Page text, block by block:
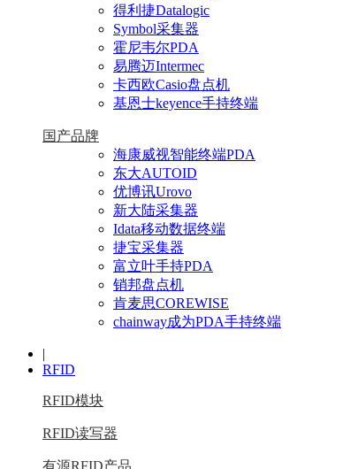
得利捷Datalogic
Symbol采集器
霍尼韦尔PDA
易腾迈Intermec
卡西欧Casio盘点机
基恩士keyence手持终端
国产品牌
海康威视智能终端PDA
东大AUTOID
优博讯Urovo
新大陆采集器
Idata移动数据终端
捷宝采集器
富立叶手持PDA
销邦盘点机
肯麦思COREWISE
chainway成为PDA手持终端
|
RFID
RFID模块
RFID读写器
有源RFID产品